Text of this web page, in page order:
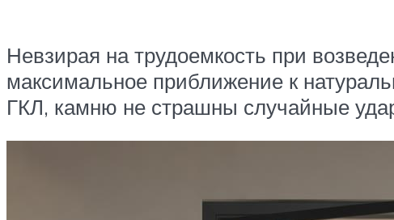
Невзирая на трудоемкость при
максимальное приближение к
ГКЛ, камню не страшны случайные